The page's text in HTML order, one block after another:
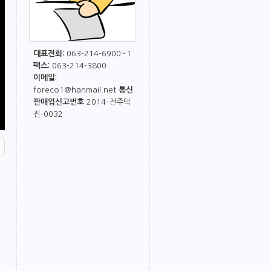
대표전화: 063-214-6900~1
팩스: 063-214-3800
이메일:
foreco1@hanmail.net 통신
판매업신고번호 2014-전주덕
진-0032